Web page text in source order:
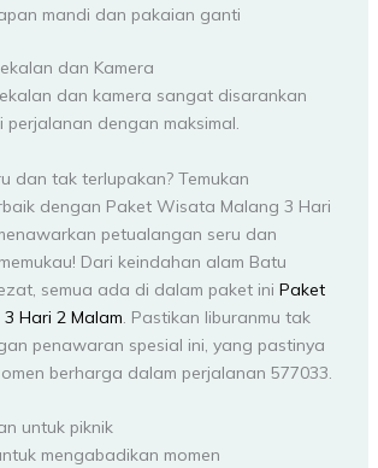
mandi dan pakaian ganti
dan Kamera
dan kamera sangat disarankan
perjalanan dengan maksimal.
dan tak terlupakan? Temukan
dengan Paket Wisata Malang 3 Hari
petualangan seru dan
Dari keindahan alam Batu
semua ada di dalam paket ini Paket
Hari 2 Malam . Pastikan liburanmu tak
penawaran spesial ini, yang pastinya
berharga dalam perjalanan 577033.
untuk piknik
mengabadikan momen